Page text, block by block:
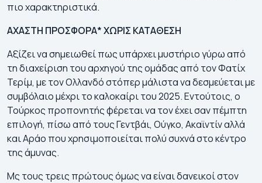
πιο χαρακτηριστικά.
ΑΧΑΣΤΗ ΠΡΟΣΦΟΡΑ* ΧΩΡΙΣ ΚΑΤΑΘΕΣΗ
Αξίζει να σημειωθεί πως υπάρχει μυστήριο γύρω από
τη διαχείριση του αρχηγού της ομάδας από τον Φατίχ
Τερίμ, με τον Ολλανδό στόπερ μάλιστα να δεσμεύεται με
συμβόλαιο μέχρι το καλοκαίρι του 2025. Εντούτοις, ο
Τούρκος προπονητής φέρεται να τον έχει σαν πέμπτη
επιλογή, πίσω από τους Γεντβάι, Ούγκο, Ακαϊντίν αλλά
και Αράο που χρησιμοποιείται πολύ συχνά στο κέντρο
της άμυνας.
Μς τους τρεις πρώτους όμως να είναι δανεικοί στον